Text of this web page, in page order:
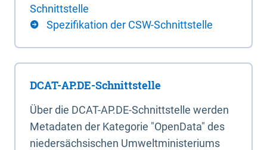
Schnittstelle
Spezifikation der CSW-Schnittstelle
DCAT-AP.DE-Schnittstelle
Über die DCAT-AP.DE-Schnittstelle werden
Metadaten der Kategorie "OpenData" des
niedersächsischen Umweltministeriums